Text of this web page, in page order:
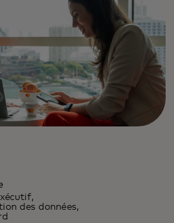
des données,